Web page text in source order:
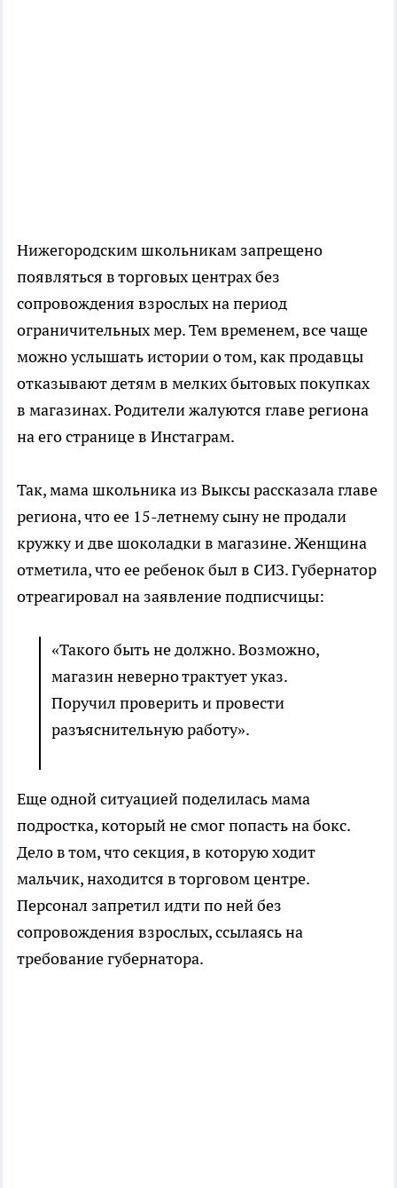
Нижегородским школьникам запрещено
появляться в торговых центрах без
сопровождения взрослых на период
ограничительных мер. Тем временем, все чаще
можно услышать истории о том, как продавцы
отказывают детям в мелких бытовых покупках
в магазинах. Родители жалуются главе региона
на его странице в Инстаграм.
Так, мама школьника из Выксы рассказала главе
региона, что ее 15-летнему сыну не продали
кружку и две шоколадки в магазине. Женщина
отметила, что ее ребенок был в СИЗ. Губернатор
отреагировал на заявление подписчицы:
«Такого быть не должно. Возможно,
магазин неверно трактует указ.
Поручил проверить и провести
разъяснительную работу».
Еще одной ситуацией поделилась мама
подростка, который не смог попасть на бокс.
Дело в том, что секция, в которую ходит
мальчик, находится в торговом центре.
Персонал запретил идти по ней без
сопровождения взрослых, ссылаясь на
требование губернатора.